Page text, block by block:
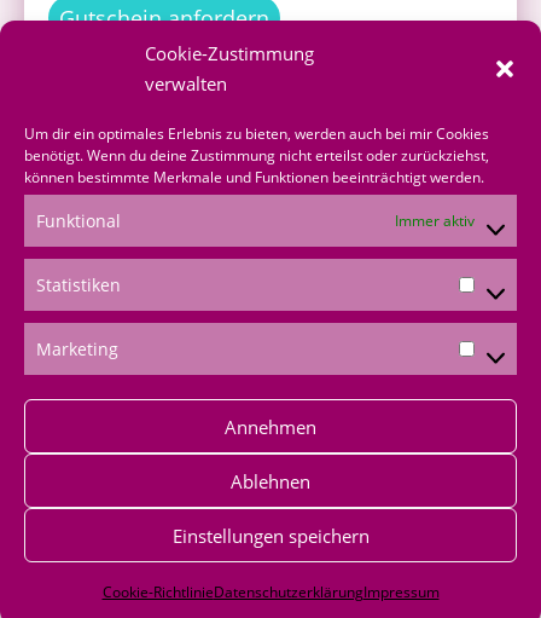
Cookie-Zustimmung
verwalten
Um dir ein optimales Erlebnis zu bieten, werden auch bei mir Cookies
benötigt. Wenn du deine Zustimmung nicht erteilst oder zurückziehst,
können bestimmte Merkmale und Funktionen beeinträchtigt werden.
Funktional Immer aktiv
Statistiken
Marketing
Annehmen
Ablehnen
Einstellungen speichern
Cookie-RichtlinieDatenschutzerklärungImpressum
Gutschein anfordern
Bestellen
Produkte bestellen
Onlineshop
*Produktempfehlungen
*Als Amazon-Partner verdiene ich an qualifizierten
Verkäufen